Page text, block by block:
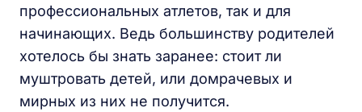
профессиональных атлетов, так и для
начинающих. Ведь большинству родителей
хотелось бы знать заранее: стоит ли
муштровать детей, или домрачевых и
мирных из них не получится.